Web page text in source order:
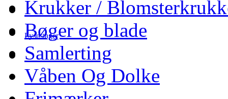
Lysestager
Krukker /
Bøger og blade
Samlerting
Våben Og Dolke